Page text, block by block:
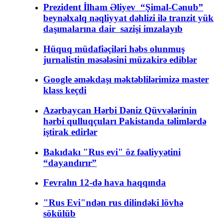
Prezident İlham Əliyev “Şimal-Cənub”
beynəlxalq nəqliyyat dəhlizi ilə tranzit yük
daşımalarına dair sazişi imzalayıb
Hüquq müdafiəçiləri həbs olunmuş
jurnalistin məsələsini müzakirə ediblər
Google əməkdaşı məktəblilərimizə master
klass keçdi
Azərbaycan Hərbi Dəniz Qüvvələrinin
hərbi qulluqçuları Pakistanda təlimlərdə
iştirak edirlər
Bakıdakı "Rus evi" öz fəaliyyətini
“dayandırır”
Fevralın 12-də hava haqqında
"Rus Evi"ndən rus dilindəki lövhə
sökülüb